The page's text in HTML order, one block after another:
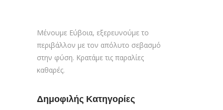
Μένουμε Εύβοια, εξερευνούμε το
περιβάλλον με τον απόλυτο σεβασμό
στην φύση. Κρατάμε τις παραλίες
καθαρές.
Δημοφιλής Κατηγορίες